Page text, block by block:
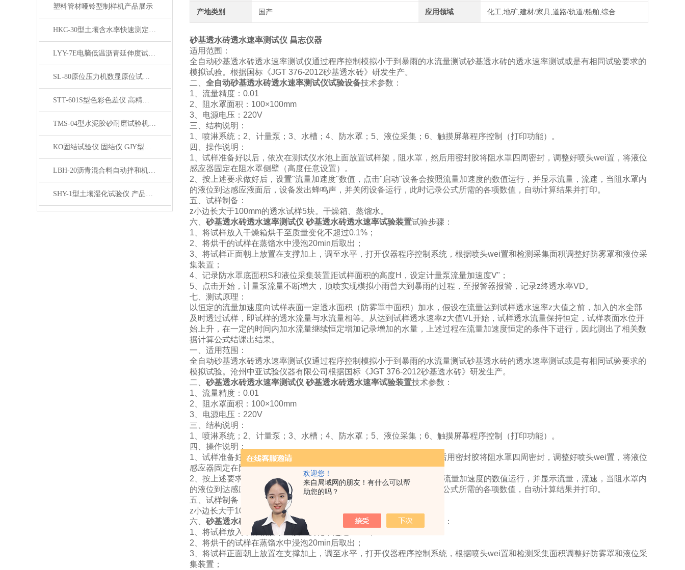
欢迎您！
来自局域网的朋友！有什么可以帮
助您的吗？
塑料管材哑铃型制样机产品展示
HKC-30型土壤含水率快速测定仪 产品展示
LYY-7E电脑低温沥青延伸度试验仪产品展示
SL-80原位压力机数显原位试验机 产品展示
STT-601S型色彩色差仪 高精度分光测色仪产品展示
TMS-04型水泥胶砂耐磨试验机展示
KO固结试验仪 固结仪 GJY型KO固结试验仪产品展示
LBH-20沥青混合料自动拌和机 双立柱产品展示
SHY-1型土壤湿化试验仪 产品展示
产地类别 国产 应用领域 化工,地矿,建材/家具,道路/轨道/船舶,综合
砂基透水砖透水速率测试仪 昌志仪器
适用范围：
全自动砂基透水砖透水速率测试仪通过程序控制模拟小于到暴雨的水流量测试砂基透水砖的透水速率测试或是有相同试验要求的
模拟试验。根据国标《JGT 376-2012砂基透水砖》研发生产。
二、 全自动砂基透水砖透水速率测试仪试验设备技术参数：
1、流量精度：0.01
2、阻水罩面积：100×100mm
3、电源电压：220V
三、结构说明：
1、喷淋系统；2、计量泵；3、水槽；4、防水罩；5、液位采集；6、触摸屏幕程序控制（打印功能）。
四、操作说明：
1、试样准备好以后，依次在测试仪水池上面放置试样架，阻水罩，然后用密封胶将阻水罩四周密封，调整好喷头wei置，将液位
感应器固定在阻水罩侧壁（高度任意设置）。
2、按上述要求做好后，设置"流量加速度"数值，点击"启动"设备会按照流量加速度的数值运行，并显示流量，流速，当阻水罩内
的液位到达感应液面后，设备发出蜂鸣声，并关闭设备运行，此时记录公式所需的各项数值，自动计算结果并打印。
五、试样制备：
z小边长大于100mm的透水试样5块。干燥箱、蒸馏水。
六、 砂基透水砖透水速率测试仪 砂基透水砖透水速率试验装置试验步骤：
1、将试样放入干燥箱烘干至质量变化不超过0.1%；
2、将烘干的试样在蒸馏水中浸泡20min后取出；
3、将试样正面朝上放置在支撑加上，调至水平，打开仪器程序控制系统，根据喷头wei置和检测采集面积调整好防雾罩和液位采
集装置；
4、记录防水罩底面积S和液位采集装置距试样面积的高度H，设定计量泵流量加速度V"；
5、点击开始，计量泵流量不断增大，顶喷实现模拟小雨曾大到暴雨的过程，至报警器报警，记录z终透水率VD。
七、测试原理：
以恒定的流量加速度向试样表面一定透水面积（防雾罩中面积）加水，假设在流量达到试样透水速率z大值之前，加入的水全部
及时透过试样，即试样的透水流量与水流量相等。从达到试样透水速率z大值VL开始，试样透水流量保持恒定，试样表面水位开
始上升，在一定的时间内加水流量继续恒定增加记录增加的水量，上述过程在流量加速度恒定的条件下进行，因此测出了相关数
据计算公式结课出结果。
一、适用范围：
全自动砂基透水砖透水速率测试仪通过程序控制模拟小于到暴雨的水流量测试砂基透水砖的透水速率测试或是有相同试验要求的
模拟试验。沧州中亚试验仪器有限公司根据国标《JGT 376-2012砂基透水砖》研发生产。
二、 砂基透水砖透水速率测试仪 砂基透水砖透水速率试验装置技术参数：
1、流量精度：0.01
2、阻水罩面积：100×100mm
3、电源电压：220V
三、结构说明：
1、喷淋系统；2、计量泵；3、水槽；4、防水罩；5、液位采集；6、触摸屏幕程序控制（打印功能）。
四、操作说明：
1、试样准备好以后，依次在测试仪水池上面放置试样架，阻水罩，然后用密封胶将阻水罩四周密封，调整好喷头wei置，将液位
感应器固定在阻水罩侧壁（高度任意设置）。
2、按上述要求做好后，设置"流量加速度"数值，点击"启动"设备会按照流量加速度的数值运行，并显示流量，流速，当阻水罩内
的液位到达感应液面后，设备发出蜂鸣声，并关闭设备运行，此时记录公式所需的各项数值，自动计算结果并打印。
五、试样制备：
z小边长大于100mm的透水试样5块。干燥箱、蒸馏水。
六、 砂基透水砖透水速率测试仪砂基透水砖透水速率试验装置试验步骤：
1、将试样放入干燥箱烘干至质量变化不超过0.1%；
2、将烘干的试样在蒸馏水中浸泡20min后取出；
3、将试样正面朝上放置在支撑加上，调至水平，打开仪器程序控制系统，根据喷头wei置和检测采集面积调整好防雾罩和液位采
集装置；